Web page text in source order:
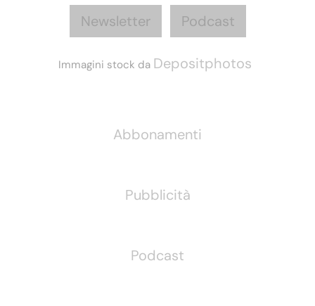
Newsletter Podcast
Immagini stock da Depositphotos
Abbonamenti
Pubblicità
Podcast